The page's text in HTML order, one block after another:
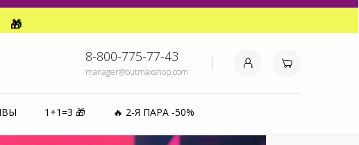
8-800-775-77-43
manager@outmaxshop.com
1+1=3 🎁 🔥 2-Я ПАРА -50%